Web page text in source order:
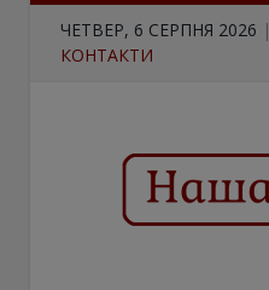
ЧЕТВЕР, 6 СЕРПНЯ 2026 |
КОНТАКТИ